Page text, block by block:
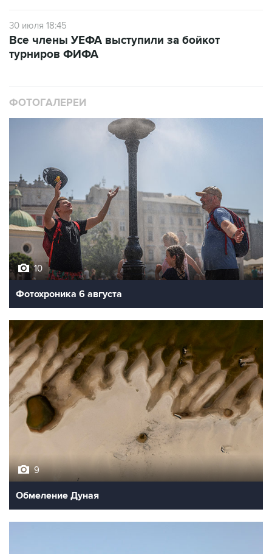
30 июля 18:45
Все члены УЕФА выступили за бойкот
турниров ФИФА
ФОТОГАЛЕРЕИ
10
Фотохроника 6 августа
9
Обмеление Дуная